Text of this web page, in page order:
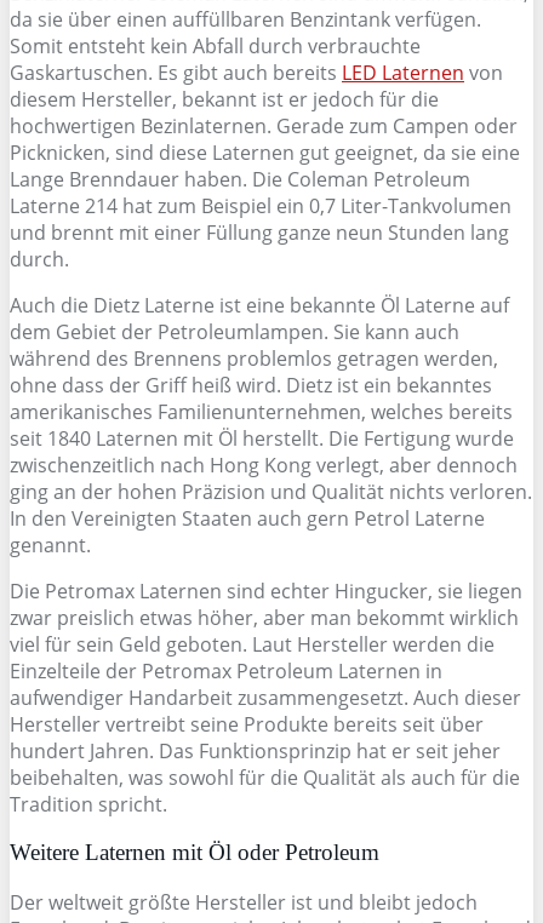
da sie über einen auffüllbaren Benzintank verfügen.
Somit entsteht kein Abfall durch verbrauchte
Gaskartuschen. Es gibt auch bereits LED Laternen von
diesem Hersteller, bekannt ist er jedoch für die
hochwertigen Bezinlaternen. Gerade zum Campen oder
Picknicken, sind diese Laternen gut geeignet, da sie eine
Lange Brenndauer haben. Die Coleman Petroleum
Laterne 214 hat zum Beispiel ein 0,7 Liter-Tankvolumen
und brennt mit einer Füllung ganze neun Stunden lang
durch.
Auch die Dietz Laterne ist eine bekannte Öl Laterne auf
dem Gebiet der Petroleumlampen. Sie kann auch
während des Brennens problemlos getragen werden,
ohne dass der Griff heiß wird. Dietz ist ein bekanntes
amerikanisches Familienunternehmen, welches bereits
seit 1840 Laternen mit Öl herstellt. Die Fertigung wurde
zwischenzeitlich nach Hong Kong verlegt, aber dennoch
ging an der hohen Präzision und Qualität nichts verloren.
In den Vereinigten Staaten auch gern Petrol Laterne
genannt.
Die Petromax Laternen sind echter Hingucker, sie liegen
zwar preislich etwas höher, aber man bekommt wirklich
viel für sein Geld geboten. Laut Hersteller werden die
Einzelteile der Petromax Petroleum Laternen in
aufwendiger Handarbeit zusammengesetzt. Auch dieser
Hersteller vertreibt seine Produkte bereits seit über
hundert Jahren. Das Funktionsprinzip hat er seit jeher
beibehalten, was sowohl für die Qualität als auch für die
Tradition spricht.
Weitere Laternen mit Öl oder Petroleum
Der weltweit größte Hersteller ist und bleibt jedoch